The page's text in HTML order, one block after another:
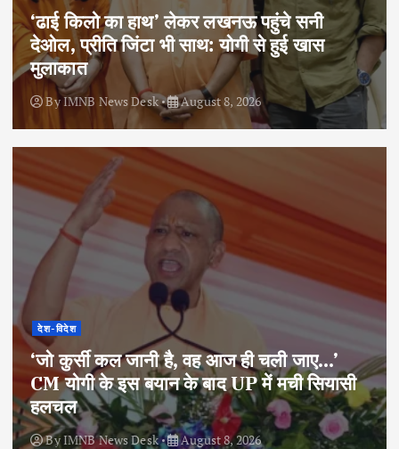
‘ढाई किलो का हाथ’ लेकर लखनऊ पहुंचे सनी
देओल, प्रीति जिंटा भी साथ: योगी से हुई खास
मुलाकात
ByIMNB News Desk August 8, 2026
देश-विदेश
‘जो कुर्सी कल जानी है, वह आज ही चली जाए…’
CM योगी के इस बयान के बाद UP में मची सियासी
हलचल
ByIMNB News Desk August 8, 2026